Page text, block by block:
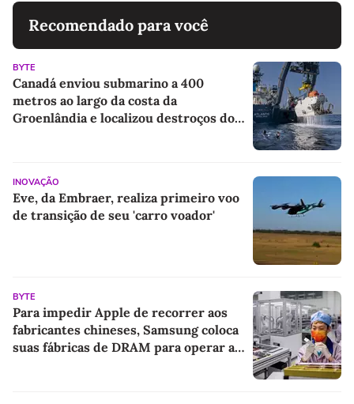
Recomendado para você
BYTE
Canadá enviou submarino a 400
metros ao largo da costa da
Groenlândia e localizou destroços do
INOVAÇÃO
Eve, da Embraer, realiza primeiro voo
de transição de seu 'carro voador'
BYTE
Para impedir Apple de recorrer aos
fabricantes chineses, Samsung coloca
suas fábricas de DRAM para operar a